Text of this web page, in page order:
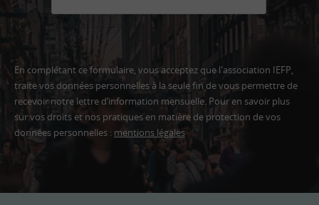
En complétant ce formulaire, vous acceptez que l'association IEFP,
traite vos données personnelles à la seule fin de vous permettre de
recevoir notre lettre d’information mensuelle. Pour en savoir plus
sur vos droits et nos pratiques en matière de protection de vos
données personnelles : mentions légales